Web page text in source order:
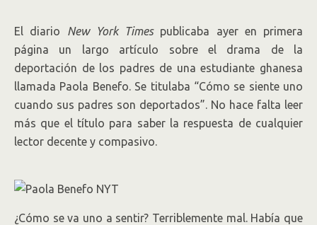
Paola
Benefo.
.
El diario New York Timespublicaba ayer en primera
página un largo artículo sobre el drama de la
deportación de los padres de una estudiante ghanesa
llamada Paola Benefo. Se titulaba “Cómo se siente uno
cuando sus padres son deportados”. No hace falta leer
más que el título para saber la respuesta de cualquier
lector decente y compasivo.
¿Cómo se va uno a sentir? Terriblemente mal. Había que